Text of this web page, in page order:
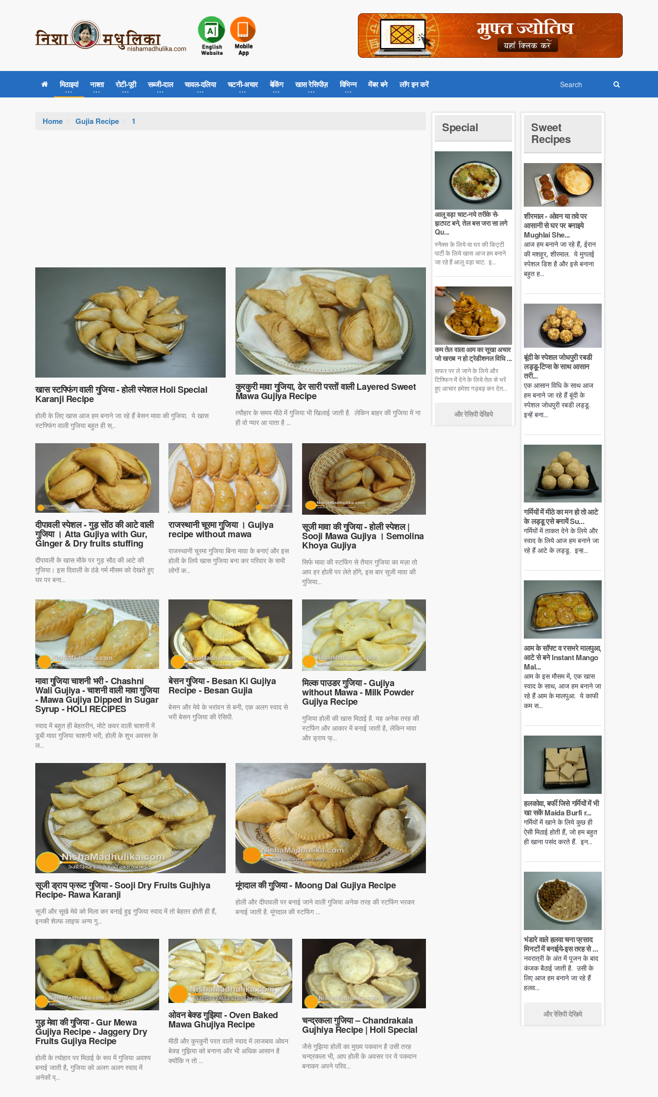
मिठाइयां नाश्ता रोटी-पूरी सब्जी-दाल चावल-दलिया चटनी-अचार बेकिंग खास रेसिपीज़ विभिन्न मेंबर बने लॉग इन करें
Home Gujia Recipe 1
खास स्टफ्फिंग वाली गुजिया - होली स्पेशल Holi Special
Karanji Recipe
होली के लिए खास आज हम बनाने जा रहे हैं बेसन मावा की गुजिया. ये खास
स्टफ्फिंग वाली गुजिया बहुत ही स्...
कुरकुरी मावा गुजिया, ढेर सारी परतों वाली Layered Sweet
Mawa Gujiya Recipe
त्यौहार के समय मीठे में गुजिया भी खिलाई जाती है. लेकिन बाहर की गुजिया में ना
ही वो प्यार आ पाता है ...
दीपावली स्पेशल - गुड़ सोंठ की आटे वाली
गुजिया । Atta Gujiya with Gur,
Ginger & Dry fruits stuffing
दीपावली के खास मौके पर गुड़ सौठ की आटे की
गुजिया। इस दिवाली के ठंडे गर्म मौसम को देखते हुए
घर पर बना...
राजस्थानी चूरमा गुजिया । Gujiya
recipe without mawa
राजस्थानी चूरमा गुजिया बिना मावा के बनाएं और इस
होली के लिये खास गुजिया बना कर परिवार के सभी
लोगों क...
सूजी मावा की गुजिया - होली स्पेशल |
Sooji Mawa Gujiya । Semolina
Khoya Gujiya
सिर्फ मावा की स्टफिंग से तैयार गुजिया का मज़ा तो
आप हर होली पर लेते होंगे, इस बार सूजी मावा की
गुजिया...
मावा गुजिया चाशनी भरी - Chashni
Wali Gujiya - चाशनी वाली मावा गुजिया
- Mawa Gujiya Dipped in Sugar
Syrup - HOLI RECIPES
स्वाद में बहुत ही बेहतरीन, मोटे कवर वाली चाशनी में
डूबी मावा गुजिया चाशनी भरी, होली के शुभ अवसर के
ल...
बेसन गुजिया - Besan Ki Gujiya
Recipe - Besan Gujia
बेसन और मेवे के भरांवन से बनी, एक अलग स्वाद से
भरी बेसन गुजिया की रेसिपी.
मिल्क पाउडर गुजिया - Gujiya
without Mawa - Milk Powder
Gujiya Recipe
गुजिया होली की खास मिठाई है. यह अनेक तरह की
स्टफिंग और आकार में बनाई जाती है, लेकिन मावा
और ड्राय फ्...
सूजी ड्राय फ्रूट गुजिया - Sooji Dry Fruits Gujhiya
Recipe- Rawa Karanji
सूजी और सूखे मेवे को मिला कर बनाई हुइ गुजिया स्वाद में तो बेहतर होती ही हैं,
इनकी शेल्फ लाइफ अन्य गु...
मूंगदाल की गुजिया - Moong Dal Gujiya Recipe
होली और दीपावली पर बनाई जाने वाली गुजिया अनेक तरह की स्टफिंग भरकर
बनाई जाती है. मूंगदाल की स्टफिंग ...
गुड़ मेवा की गुजिया - Gur Mewa
Gujiya Recipe - Jaggery Dry
Fruits Gujiya Recipe
होली के त्योहार पर मिठाई के रूप में गुजिया अवश्य
बनाई जाती है, गुजिया को अलग अलग स्वाद में
अनेकों प्...
ओवन बेक्ड गुझिया - Oven Baked
Mawa Ghujiya Recipe
मीठी और कुरकुरी परत वाली स्वाद में लाजबाव ओवन
बेक्ड गुझिया को बनाना और भी अधिक आसान है
क्योंकि न तो ...
चन्द्रकला गुजिया – Chandrakala
Gujhiya Recipe | Holi Special
जैसे गुझिया होली का मुख्य पकवान है उसी तरह
चन्द्रकला भी, आप होली के अवसर पर ये पकवान
बनाकर अपने परिव...
Special
आलू वड़ा चाट-नये तरीके से-
झटपट बने, तेल बस जरा सा लगे
Qu...
स्नैक्स के लिये या घर की किट्टी
पार्टी के लिये खास आज हम बनाने
जा रहे हैं आलू वड़ा चाट. इ...
कम तेल वाला आम का सूखा अचार
जो खराब न हो ट्रेडीशनल विधि ...
सफर पर ले जाने के लिये और
टिफ्फिन में देने के लिये तेल से भरे
हुए आचार हमेशा गड़बड़ कर देत...
और रेसिपी देखिये
Sweet
Recipes
शीरमाल - ओवन या तवे पर
आसानी से घर पर बनाइये
Mughlai She...
आज हम बनाने जा रहे हैं, ईरान
की मशहूर, शीरमाल. ये मुगलई
स्पेशल डिश है और इसे बनाना
बहुत ह...
बूंदी के स्पेशल जोधपुरी रबडी
लड्डू-टिप्स के साथ आसान
तरी...
एक आसान विधि के साथ आज
हम बनाने जा रहे हैं बूंदी के
स्पेशल जोधपुरी रबडी लड्डू.
इन्हें बना...
गर्मियों में मीठे का मन हो तो आटे
के लड्डू एसे बनायें Su...
गर्मियों में ताकत देने के लिये और
स्वाद के लिये आज हम बनाने जा
रहे हैं आटे के लड्डू. इन्ह...
आम के सॉफ्ट व रसभरे मालपुआ,
आटे से बने Instant Mango
Mal...
आम के इस मौसम में, एक खास
स्वाद के साथ, आज हम बनाने जा
रहे हैं आम के मालपुआ. ये काफी
कम स...
हलकोवा, बर्फी जिसे गर्मियों में भी
खा सकें Maida Burfi r...
गर्मियों में खाने के लिये कुछ ही
ऐसी मिठाई होती हैं, जो हम बहुत
ही खाना पसंद करते हैं. इन...
भंडारे वाले हलवा चना प्रसाद
मिनटों में बनाईये-इस तरह से ...
नवरात्री के अंत में पूजन के बाद
कंजक बैठाई जाती है. उसी के
लिए आज हम बनाने जा रहे हैं
हलव...
और रेसिपी देखिये